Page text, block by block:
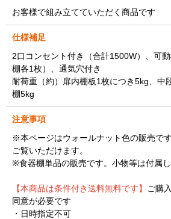
お客様で組み立てていただく商品です
仕様補足
2口コンセント付き（合計1500W）、可
棚各1枚）、通気穴付き
耐荷重（約）扉内棚板1枚につき5kg、中
棚5kg
注意事項
※本ページはウォールナット色の販売で
ご覧いただけます。
※食器棚単品の販売です。小物等は付属し
【本商品は条件付き送料無料です】
ご購
同意が必要です
・日時指定不可